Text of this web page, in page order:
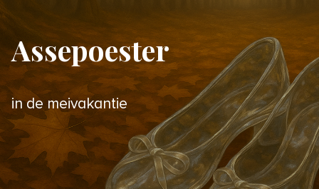
Assepoester
in de meivakantie